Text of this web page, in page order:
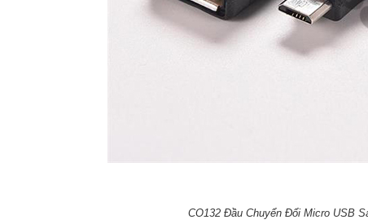
CO132 Đầu Chuyển Đổi Micro USB